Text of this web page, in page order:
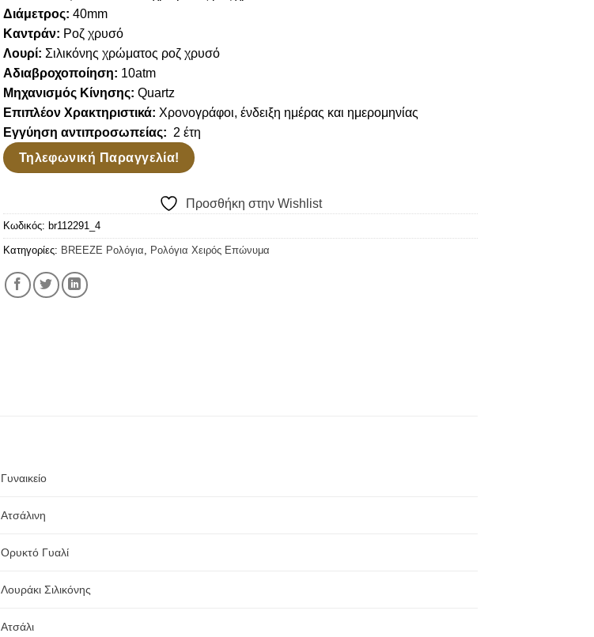
Διάμετρος: 40mm
Καντράν: Ροζ χρυσό
Λουρί: Σιλικόνης χρώματος ροζ χρυσό
Αδιαβροχοποίηση: 10atm
Μηχανισμός Κίνησης: Quartz
Επιπλέον Χρακτηριστικά: Χρονογράφοι, ένδειξη ημέρας και ημερομηνίας
Εγγύηση αντιπροσωπείας: 2 έτη
Τηλεφωνική Παραγγελία!
Προσθήκη στην Wishlist
Κωδικός: br112291_4
Κατηγορίες: BREEZE Ρολόγια Ρολόγια Χειρός Επώνυμα
Γυναικείο
Ατσάλινη
Ορυκτό Γυαλί
Λουράκι Σιλικόνης
Ατσάλι